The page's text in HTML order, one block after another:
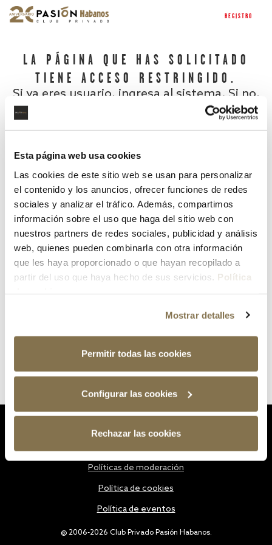
Esta página web usa cookies
Las cookies de este sitio web se usan para personalizar
el contenido y los anuncios, ofrecer funciones de redes
sociales y analizar el tráfico. Además, compartimos
información sobre el uso que haga del sitio web con
nuestros partners de redes sociales, publicidad y análisis
web, quienes pueden combinarla con otra información
que les haya proporcionado o que hayan recopilado a
partir del uso que haya hecho de sus servicios. Política
Mostrar detalles
Permitir todas las cookies
Configurar las cookies
Rechazar las cookies
REGISTRO
LA PÁGINA QUE HAS SOLICITADO
TIENE ACCESO RESTRINGIDO.
Si ya eres usuario, ingresa al sistema. Si no,
¿Has olvidado tu contraseña?
@ 2006-2026 Club Privado Pasión Habanos.
Políticas de moderación
Política de cookies
Política de eventos